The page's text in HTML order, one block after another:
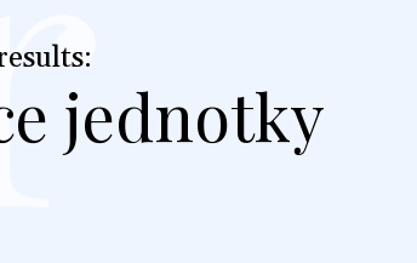
jednotky